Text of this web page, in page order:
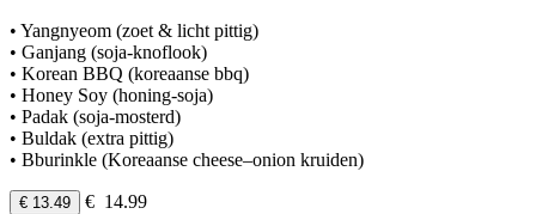
• Yangnyeom (zoet & licht pittig)
• Ganjang (soja-knoflook)
• Korean BBQ (koreaanse bbq)
• Honey Soy (honing-soja)
• Padak (soja-mosterd)
• Buldak (extra pittig)
• Bburinkle (Koreaanse cheese–onion kruiden)
€ 13.49 € 14.99